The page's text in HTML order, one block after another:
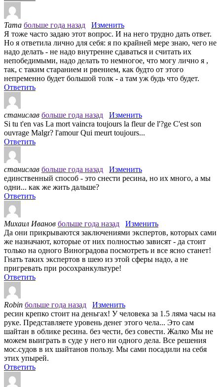
Тата больше года назад
Изменить
Я тоже часто задаю этот вопрос. И на него трудно дать ответ.
Но я ответила лично для себя: я по крайней мере знаю, чего не
надо делать - не надо внутренне сдаваться и считать их
непобедимыми, надо делать то немногое, что могу лично я ,
так, с таким старанием и рвением, как будто от этого
непременно будет большой толк - а там уж будь что будет.
Ответить
станислав больше года назад
Изменить
Si tu t'en vas La mort vaincra toujours la fleur de l'?ge C'est son
ouvrage Malgr? l'amour Qui meurt toujours...
Ответить
станислав больше года назад
Изменить
единственный способ - это снести ресина, но их много, а мы
одни... как же жить дальше?
Ответить
Михаил Иванов больше года назад
Изменить
Да они прикрываются заключениями экспертов, которых сами
же назначают, которые от них полностью зависят - да стоит
только на одного Виноградова посмотреть и все ясно станет!
Гнать таких экспертов в шею из этой сферы надо, а не
пригревать при росохранкультуре!
Ответить
Robin больше года назад
Изменить
ресин крепко стоит на деньгах! У человека за 1.5 ляма часы на
руке. Представляете уровень денег этого чела... Это сам
шайтан в облике ресина. без чести, без совести. Жалко Мы не
можем выиграть в суде у него ни одного дела. Все решения
мос.судов в их шайтанов пользу. Мы сами посадили на себя
этих упырей.
Ответить